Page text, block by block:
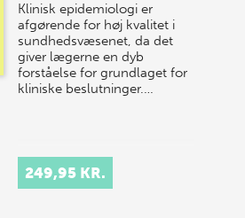
Klinisk epidemiologi er
afgørende for høj kvalitet i
sundhedsvæsenet, da det
giver lægerne en dyb
forståelse for grundlaget for
kliniske beslutninger.…
249,95 KR.